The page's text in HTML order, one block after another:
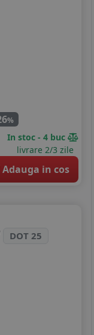
%
In stoc - 4 buc
livrare 2/3 zile
Adauga in cos
DOT 25